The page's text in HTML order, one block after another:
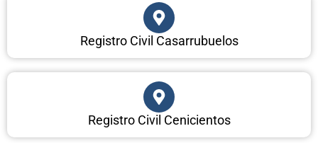
Registro Civil Casarrubuelos
Registro Civil Cenicientos